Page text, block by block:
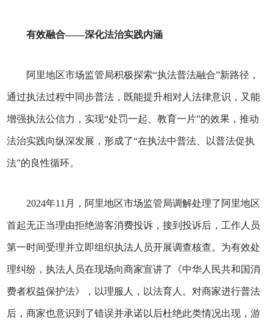
有效融合——深化法治实践内涵
阿里地区市场监管局积极探索“执法普法融合”新路径，
通过执法过程中同步普法，既能提升相对人法律意识，又能
增强执法公信力，实现“处罚一起、教育一片”的效果，推动
法治实践向纵深发展，形成了“在执法中普法、以普法促执
法”的良性循环。
2024年11月，阿里地区市场监管局调解处理了阿里地区
首起无正当理由拒绝游客消费投诉，接到投诉后，工作人员
第一时间受理并立即组织执法人员开展调查核查。为有效处
理纠纷，执法人员在现场向商家宣讲了《中华人民共和国消
费者权益保护法》，以理服人，以法育人。对商家进行普法
后，商家也意识到了错误并承诺以后杜绝此类情况出现，游